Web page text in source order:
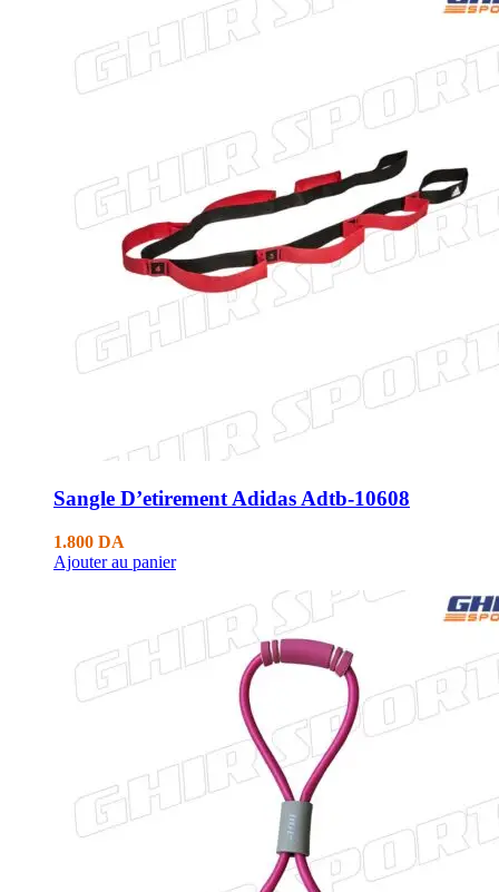
Sangle D’etirement Adidas Adtb-10608
1.800 DA
Ajouter au panier